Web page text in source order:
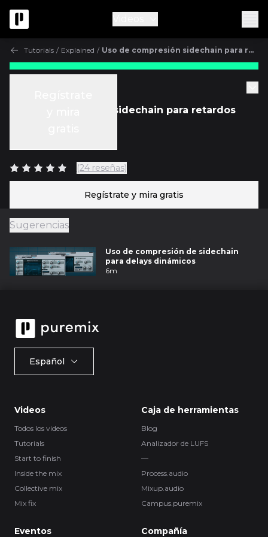
Tutorials / Explained / Uso de compresión sidechain para retardos dinámicos
Uso de compresión sidechain para retardos
(24 reseñas)
Regístrate y mira gratis
Sugerencias
Uso de compresión de sidechain
para delays dinámicos
6m
Español
Videos
Todos los videos
Tutorials
Start to finish
Inside the mix
Collective mix
Mix fix
Caja de herramientas
Blog
Analizador de LUFS
—
Process.audio
Mixup.audio
Campus.puremix
Eventos Compañía